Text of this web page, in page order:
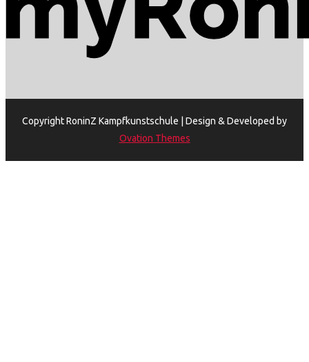
Copyright RoninZ Kampfkunstschule |
Design & Developed by
Ovation Themes